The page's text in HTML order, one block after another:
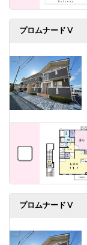
プロムナードⅤ
プロムナードⅤ